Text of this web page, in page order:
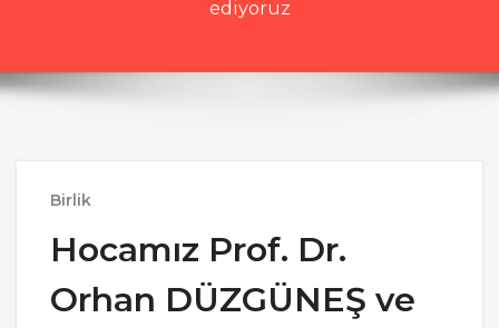
ediyoruz
Birlik
Hocamız Prof. Dr.
Orhan DÜZGÜNEŞ ve